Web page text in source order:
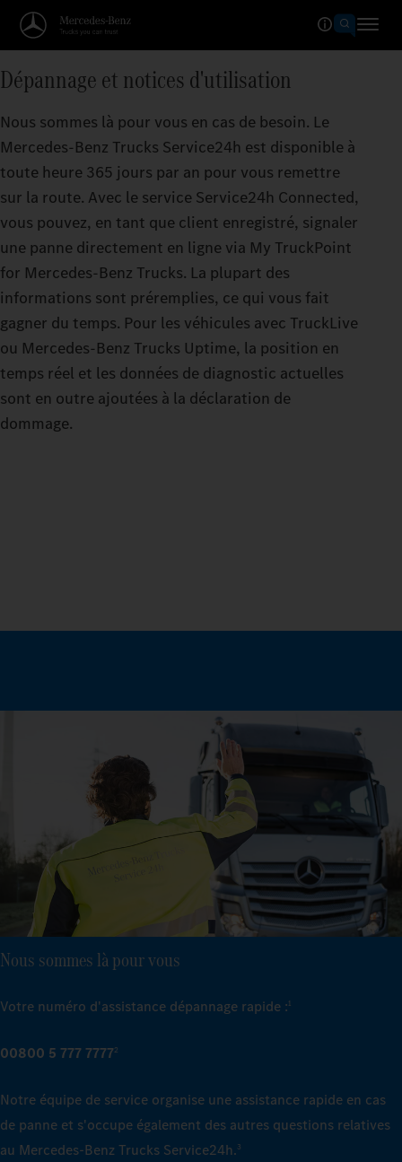
Dépannage et notices d'utilisation
Nous sommes là pour vous en cas de besoin. Le
Mercedes-Benz Trucks Service24h est disponible à
toute heure 365 jours par an pour vous remettre
sur la route. Avec le service Service24h Connected,
vous pouvez, en tant que client enregistré, signaler
une panne directement en ligne via My TruckPoint
for Mercedes-Benz Trucks. La plupart des
informations sont préremplies, ce qui vous fait
gagner du temps. Pour les véhicules avec TruckLive
ou Mercedes-Benz Trucks Uptime, la position en
temps réel et les données de diagnostic actuelles
sont en outre ajoutées à la déclaration de
dommage.
Nous sommes là pour vous
Votre numéro d'assistance dépannage rapide :1
00800 5 777 77772
Notre équipe de service organise une assistance rapide en cas
de panne et s'occupe également des autres questions relatives
au Mercedes‑Benz Trucks Service24h.3